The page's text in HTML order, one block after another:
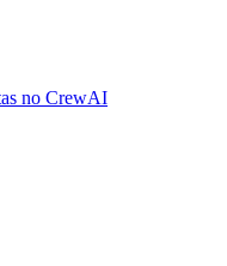
no CrewAI